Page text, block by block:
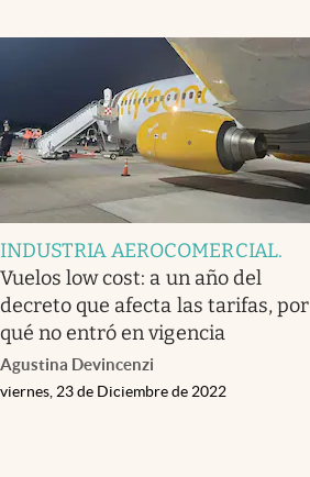
El Cronista Studio
Mediakit
abre en nueva pestaña
INDUSTRIA AEROCOMERCIAL.
Vuelos low cost: a un año del
decreto que afecta las tarifas, por
qué no entró en vigencia
Agustina Devincenzi
viernes, 23 de Diciembre de 2022